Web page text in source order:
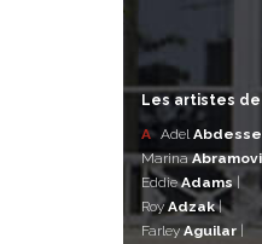
Les artistes
A Adel
Marina
EddieAdams |
RoyAdzak|
FarleyAguilar |